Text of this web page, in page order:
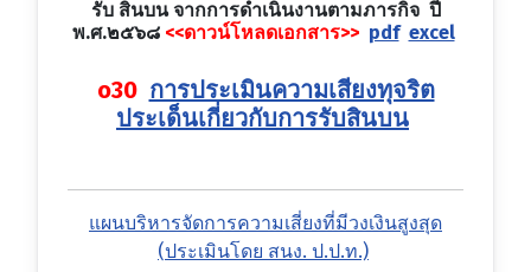
รับ สินบน จากการดำเนินงานตามภารกิจ ปี
พ.ศ.๒๕๖๘ <<ดาวน์โหลดเอกสาร>> pdf excel
o30 การประเมินความเสียงทุจริต
ประเด็นเกี่ยวกับการรับสินบน
แผนบริหารจัดการความเสี่ยงที่มีวงเงินสูงสุด
(ประเมินโดย สนง. ป.ป.ท.)